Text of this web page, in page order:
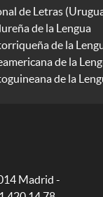
de Letras
de la Lengua
de la
de la
de la
Madrid -